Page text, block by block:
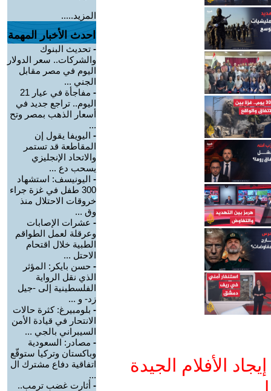
الأفلام الجيدة
المزيد.....
احدث الأخبار المهمة
- تحديث البنوك
والشركات.. سعر الدولار
اليوم في مصر مقابل
الجني ...
-
مفاجأة في عيار 21
اليوم.. تراجع جديد في
أسعار الذهب بمصر وتح
...
- اليويفا يقول إن
المقاطعة قد تستمر
والاتحاد الإنجليزي
يسحب دع ...
- اليونيسف: استشهاد
300 طفل في غزة جراء
خروقات الاحتلال منذ
وق ...
- عشرات الإصابات
وعرقلة لعمل الطواقم
الطبية خلال اقتحام
الاحتل ...
- حسن بايكر: المؤثر
الذي نقل الرواية
الفلسطينية إلى -جيل
زد- و ...
- بلومبيرغ: كثرة حالات
الانتحار في قيادة الأمن
السيبراني بالجي ...
- مصادر: السعودية
وباكستان وتركيا ستوقّع
اتفاقية دفاع مشترك ال
...
- أثارت غضب ترمب..